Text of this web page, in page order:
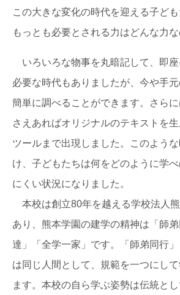
この大きな変化の時代を迎える子ども
もっとも必要とされる力はどんな力
いろいろな物事を丸暗記して、即
必要な時代もありましたが、今や手
簡単に調べることができます。さら
さえあればオリジナルのテキストを
ツールまで出現しました。このよう
け、子どもたちは何をどのように学
にくい状況になりました。
本校は創立80年を越える学校法人
あり、熊本学園の建学の精神は「師
達」「全学一家」です。「師弟同行
は同じ人間として、規範を一つにし
ます。本校の自ら学ぶ姿勢は伝統と